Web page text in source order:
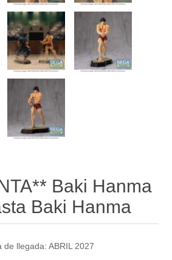
Baki Hanma
Baki Hanma
de llegada: ABRIL 2027